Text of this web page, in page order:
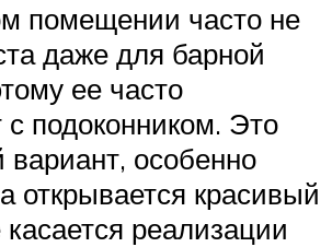
помещении часто не
даже для барной
ее часто
подоконником. Это
вариант, особенно
открывается красивый
реализации